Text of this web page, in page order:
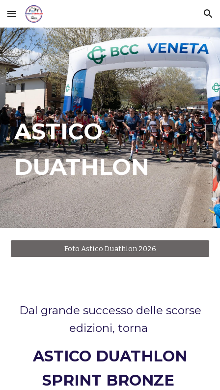
Skip to main content Skip to navigation
ASTICO
DUATHLON
Foto Astico Duathlon 2026
Dal grande successo delle scorse
edizioni, torna
ASTICO DUATHLON
SPRINT BRONZE